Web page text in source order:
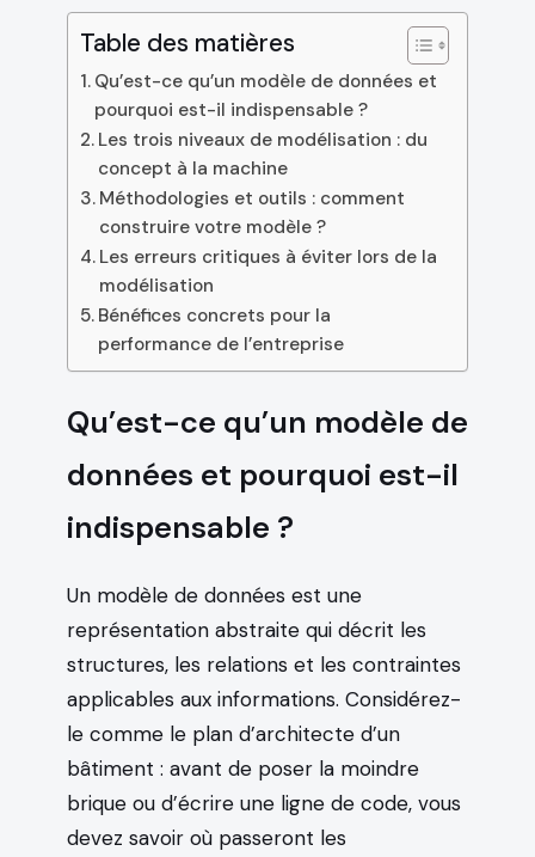
Table des matières
Qu’est-ce qu’un modèle de données et
pourquoi est-il indispensable ?
Les trois niveaux de modélisation : du
concept à la machine
Méthodologies et outils : comment
construire votre modèle ?
Les erreurs critiques à éviter lors de la
modélisation
Bénéfices concrets pour la
performance de l’entreprise
Qu’est-ce qu’un modèle de
données et pourquoi est-il
indispensable ?
Un modèle de données est une
représentation abstraite qui décrit les
structures, les relations et les contraintes
applicables aux informations. Considérez-
le comme le plan d’architecte d’un
bâtiment : avant de poser la moindre
brique ou d’écrire une ligne de code, vous
devez savoir où passeront les